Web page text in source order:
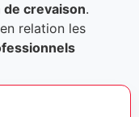
crevaison.
relation les